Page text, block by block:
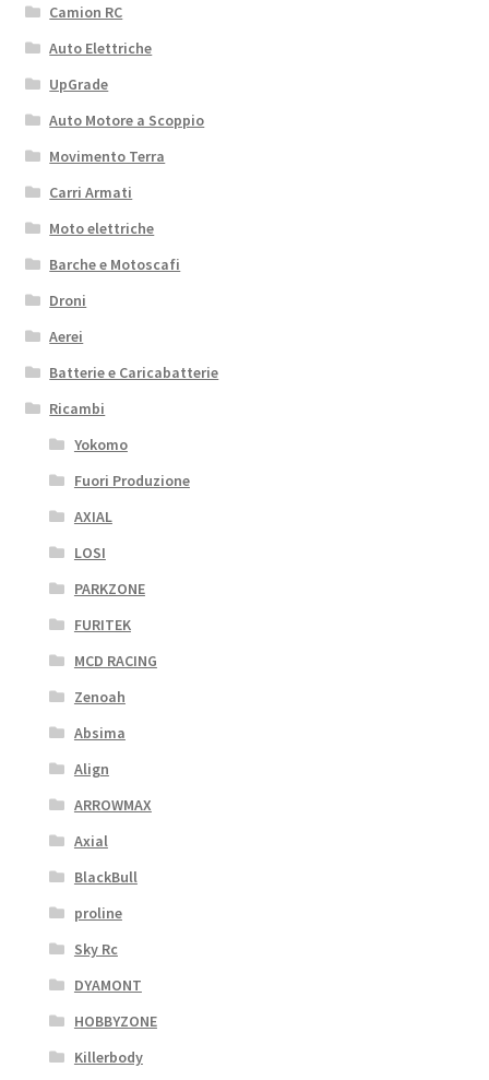
Camion RC
Auto Elettriche
UpGrade
Auto Motore a Scoppio
Movimento Terra
Carri Armati
Moto elettriche
Barche e Motoscafi
Droni
Aerei
Batterie e Caricabatterie
Ricambi
Yokomo
Fuori Produzione
AXIAL
LOSI
PARKZONE
FURITEK
MCD RACING
Zenoah
Absima
Align
ARROWMAX
Axial
BlackBull
proline
Sky Rc
DYAMONT
HOBBYZONE
Killerbody